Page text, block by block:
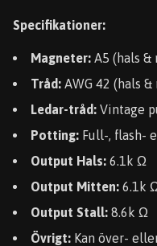
Specifikationer:
Magneter: A5 (hals
Tråd: AWG 42 (hals
Ledar-tråd: Vintage
Potting: Full-, flash-
Output Hals: 6.1k Ω
Output Mitten: 6.1k
Output Stall: 8.6k Ω
Övrigt: Kan över-